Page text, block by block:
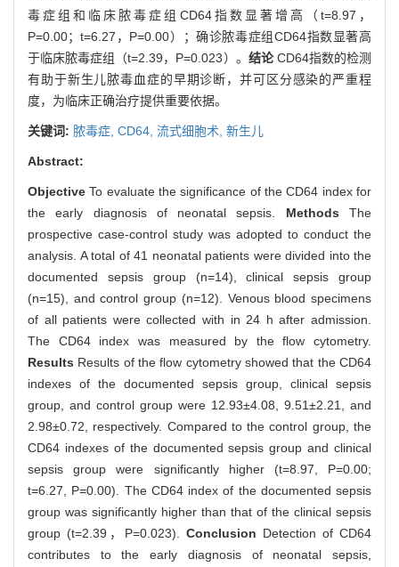
毒症组和临床脓毒症组CD64指数显著增高（t=8.97，
P=0.00；t=6.27，P=0.00）；确诊脓毒症组CD64指数显著高
于临床脓毒症组（t=2.39，P=0.023）。 结论CD64指数的检测
有助于新生儿脓毒血症的早期诊断，并可区分感染的严重程
度，为临床正确治疗提供重要依据。
关键词: 脓毒症, CD64, 流式细胞术, 新生儿
Abstract:
ObjectiveTo evaluate the significance of the CD64 index for
the early diagnosis of neonatal sepsis. MethodsThe
prospective case-control study was adopted to conduct the
analysis. A total of 41 neonatal patients were divided into the
documented sepsis group (n=14), clinical sepsis group
(n=15), and control group (n=12). Venous blood specimens
of all patients were collected with in 24 h after admission.
The CD64 index was measured by the flow cytometry.
Results Results of the flow cytometry showed that the CD64
indexes of the documented sepsis group, clinical sepsis
group, and control group were 12.93±4.08, 9.51±2.21, and
2.98±0.72, respectively. Compared to the control group, the
CD64 indexes of the documented sepsis group and clinical
sepsis group were significantly higher (t=8.97, P=0.00;
t=6.27, P=0.00). The CD64 index of the documented sepsis
group was significantly higher than that of the clinical sepsis
group (t=2.39，P=0.023). Conclusion Detection of CD64
contributes to the early diagnosis of neonatal sepsis,